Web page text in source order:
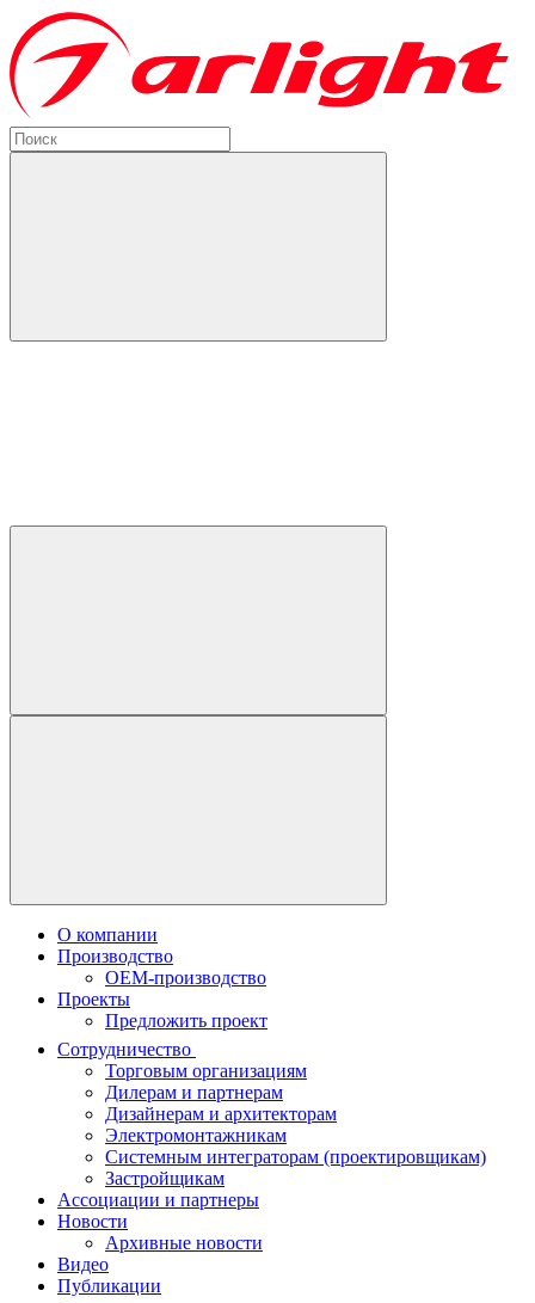
О компании
Производство
OEM-производство
Проекты
Предложить проект
Сотрудничество
Торговым организациям
Дилерам и партнерам
Дизайнерам и архитекторам
Электромонтажникам
Системным интеграторам (проектировщикам)
Застройщикам
Ассоциации и партнеры
Новости
Архивные новости
Видео
Публикации